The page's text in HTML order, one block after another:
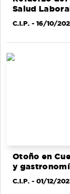
Salud
C.I.P. - 16/10/
Otoño en
y
C.I.P. - 01/12/